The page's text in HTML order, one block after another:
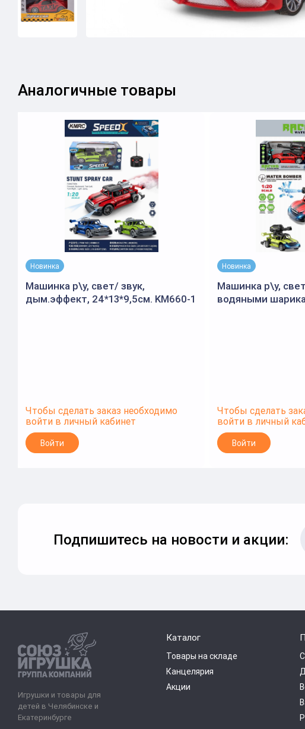
Аналогичные товары
Новинка
Машинка р\у, свет/ звук,
дым.эффект, 24*13*9,5см. KM660-1
Чтобы сделать заказ необходимо
войти в личный кабинет
Войти
Новинка
Машинка р\у,
водяными
Чтобы сделать
войти в личный
Войти
Подпишитесь на новости и акции:
Игрушки и товары для
детей в Челябинске и
Екатеринбурге
Каталог
Товары на складе
Канцелярия
Акции